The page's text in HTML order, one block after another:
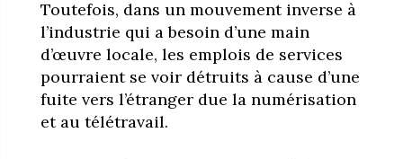
Toutefois, dans un mouvement inverse à
l’industrie qui a besoin d’une main
d’œuvre locale, les emplois de services
pourraient se voir détruits à cause d’une
fuite vers l’étranger due la numérisation
et au télétravail.